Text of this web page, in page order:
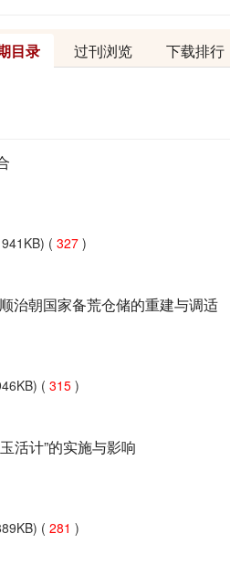
目录 过刊浏览 下载排行
( 327 )
顺治朝国家备荒仓储的重建与调适
( 315 )
活计”的实施与影响
( 281 )